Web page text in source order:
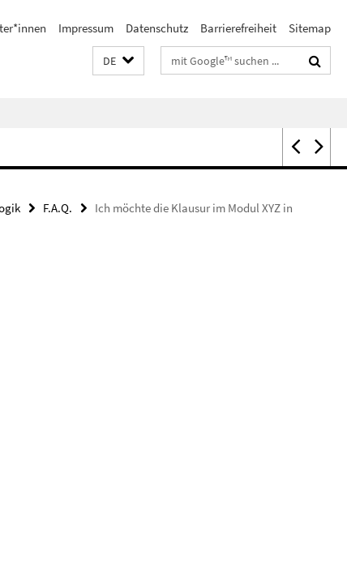
Impressum Datenschutz Barrierefreiheit Sitemap
DE Suchbegriffe
F.A.Q.
Ich möchte die Klausur im Modul XYZ in